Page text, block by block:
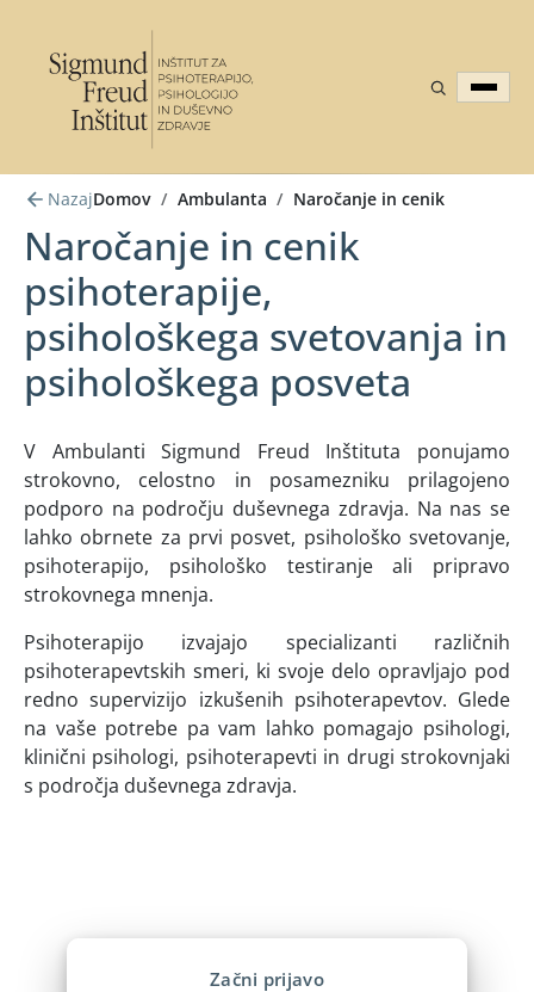
NazajDomov / Ambulanta / Naročanje in cenik
Naročanje in cenik
psihoterapije,
psihološkega svetovanja in
psihološkega posveta
V Ambulanti Sigmund Freud Inštituta ponujamo
strokovno, celostno in posamezniku prilagojeno
podporo na področju duševnega zdravja. Na nas se
lahko obrnete za prvi posvet, psihološko svetovanje,
psihoterapijo, psihološko testiranje ali pripravo
strokovnega mnenja.
Psihoterapijo izvajajo specializanti različnih
psihoterapevtskih smeri, ki svoje delo opravljajo pod
redno supervizijo izkušenih psihoterapevtov. Glede
na vaše potrebe pa vam lahko pomagajo psihologi,
klinični psihologi, psihoterapevti in drugi strokovnjaki
s področja duševnega zdravja.
Začni prijavo